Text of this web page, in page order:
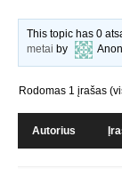
This topic has 0
metai by
Rodomas 1 įrašas
Autorius